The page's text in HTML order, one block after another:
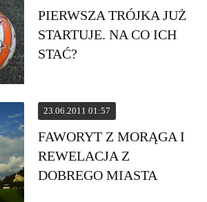
PIERWSZA TRÓJKA JUŻ
STARTUJE. NA CO ICH
STAĆ?
23.06.2011 01:57
FAWORYT Z MORĄGA I
REWELACJA Z
DOBREGO MIASTA